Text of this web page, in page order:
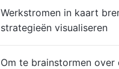
Werkstromen in kaart
strategieën visualiseren
Om te brainstormen